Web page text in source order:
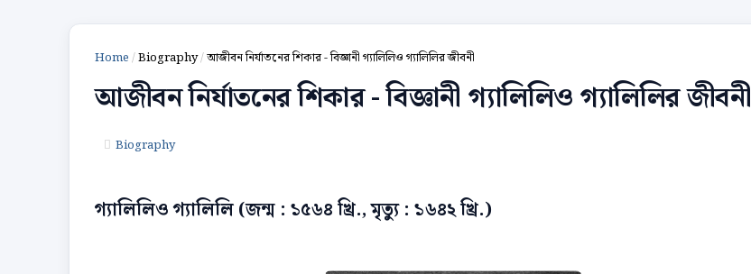
Home/Biography/আজীবন নির্যাতনের শিকার - বিজ্ঞানী গ্যালিলিও গ্যালিলির জীবনী
আজীবন নির্যাতনের শিকার - বিজ্ঞানী গ্যালিলিও গ্যালিলির জীবনী
Biography
গ্যালিলিও গ্যালিলি (জন্ম : ১৫৬৪ খ্রি., মৃত্যু : ১৬৪২ খ্রি.)